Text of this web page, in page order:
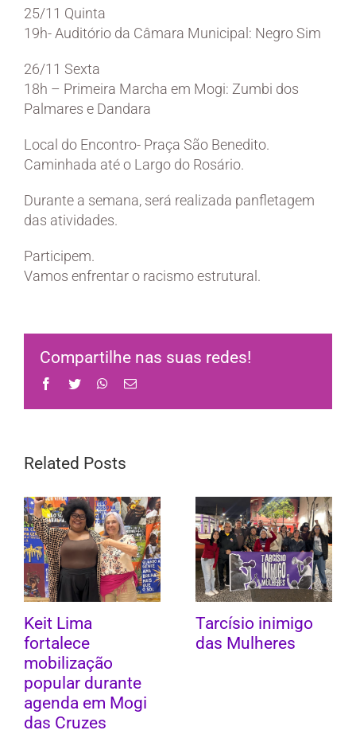
25/11 Quinta
19h- Auditório da Câmara Municipal: Negro Sim
26/11 Sexta
18h – Primeira Marcha em Mogi: Zumbi dos
Palmares e Dandara
Local do Encontro- Praça São Benedito.
Caminhada até o Largo do Rosário.
Durante a semana, será realizada panfletagem
das atividades.
Participem.
Vamos enfrentar o racismo estrutural.
Compartilhe nas suas redes!
Facebook
Twitter WhatsApp
Email
Related Posts
Keit Lima
fortalece
mobilização
popular durante
agenda em Mogi
das Cruzes
Tarcísio inimigo
das Mulheres